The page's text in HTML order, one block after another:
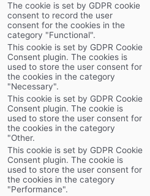
The cookie is set by GDPR cookie
consent to record the user
consent for the cookies in the
category "Functional".
This cookie is set by GDPR Cookie
Consent plugin. The cookies is
used to store the user consent for
the cookies in the category
"Necessary".
This cookie is set by GDPR Cookie
Consent plugin. The cookie is
used to store the user consent for
the cookies in the category
"Other.
This cookie is set by GDPR Cookie
Consent plugin. The cookie is
used to store the user consent for
the cookies in the category
"Performance".